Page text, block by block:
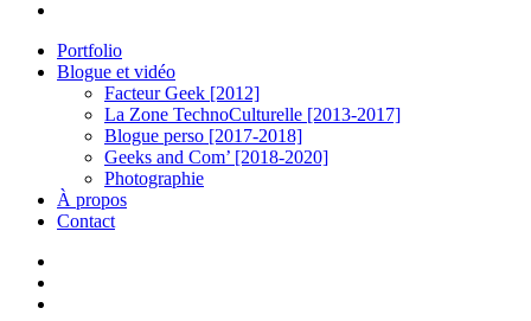
Portfolio
Blogue et vidéo
Facteur Geek [2012]
La Zone TechnoCulturelle [2013-2017]
Blogue perso [2017-2018]
Geeks and Com’ [2018-2020]
Photographie
À propos
Contact